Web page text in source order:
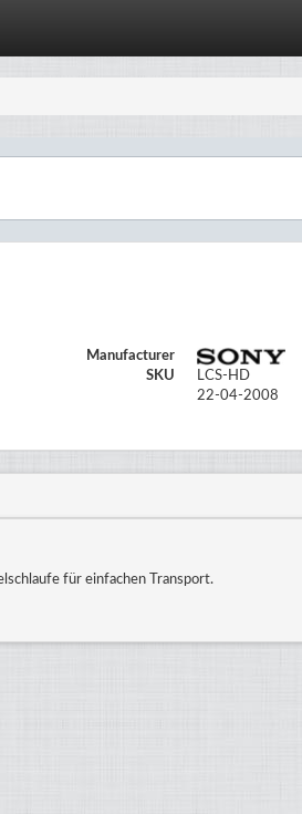
Manufacturer
SKU
LCS-HD
22-04-2008
für einfachen Transport.